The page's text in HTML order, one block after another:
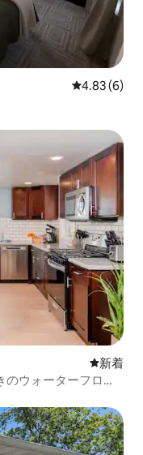
レビュー6
4.83 (6)
新しい宿
新着
ウォーターフロン